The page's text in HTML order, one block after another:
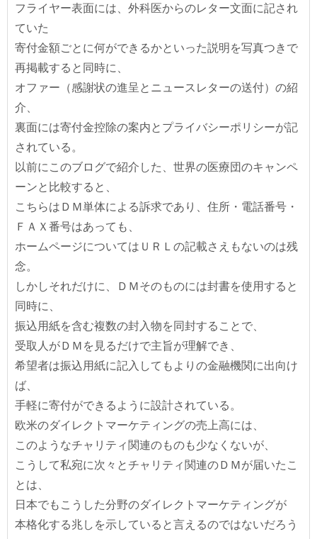
フライヤー表面には、外科医からのレター文面に記され
ていた
寄付金額ごとに何ができるかといった説明を写真つきで
再掲載すると同時に、
オファー（感謝状の進呈とニュースレターの送付）の紹
介、
裏面には寄付金控除の案内とプライバシーポリシーが記
されている。
以前にこのブログで紹介した、世界の医療団のキャンペ
ーンと比較すると、
こちらはＤＭ単体による訴求であり、住所・電話番号・
ＦＡＸ番号はあっても、
ホームページについてはＵＲＬの記載さえもないのは残
念。
しかしそれだけに、ＤＭそのものには封書を使用すると
同時に、
振込用紙を含む複数の封入物を同封することで、
受取人がＤＭを見るだけで主旨が理解でき、
希望者は振込用紙に記入してもよりの金融機関に出向け
ば、
手軽に寄付ができるように設計されている。
欧米のダイレクトマーケティングの売上高には、
このようなチャリティ関連のものも少なくないが、
こうして私宛に次々とチャリティ関連のＤＭが届いたこ
とは、
日本でもこうした分野のダイレクトマーケティングが
本格化する兆しを示していると言えるのではないだろう